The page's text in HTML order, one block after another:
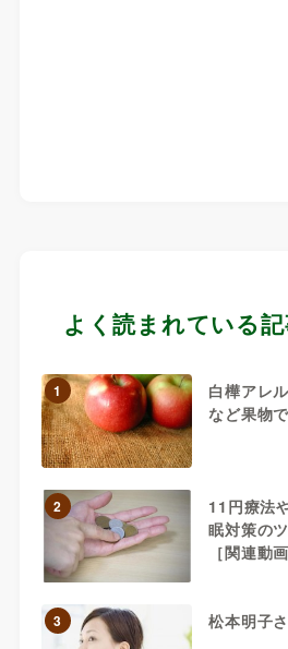
よく読まれている
1
白樺アレ
など果物
2
11円療法
眠対策の
［関連動
3 松本明子